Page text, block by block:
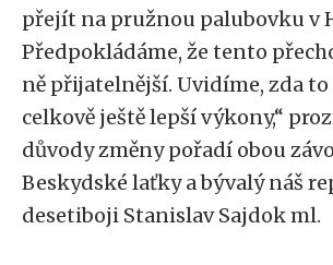
přejít na pružnou palubovku v
Předpokládáme, že tento
ně přijatelnější. Uvidíme, zda
celkově ještě lepší výkony,“
důvody změny pořadí obou
Beskydské laťky a bývalý náš
desetiboji Stanislav Sajdok ml.